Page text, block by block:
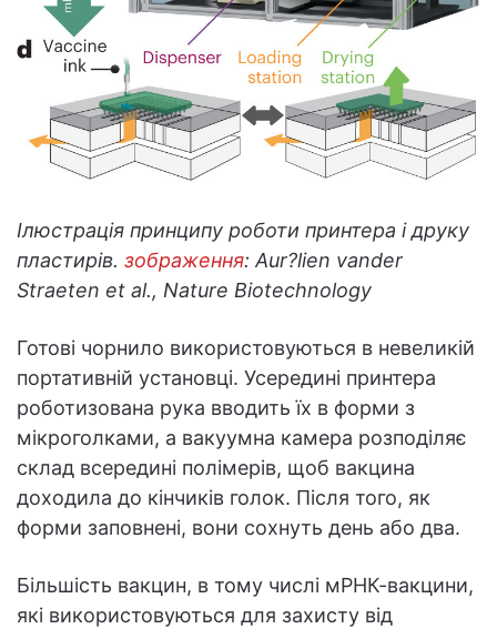
Ілюстрація принципу роботи принтера і друку
пластирів. зображення: Aur?lien vander
Straeten et al., Nature Biotechnology
Готові чорнило використовуються в невеликій
портативній установці. Усередині принтера
роботизована рука вводить їх в форми з
мікроголками, а вакуумна камера розподіляє
склад всередині полімерів, щоб вакцина
доходила до кінчиків голок. Після того, як
форми заповнені, вони сохнуть день або два.
Більшість вакцин, в тому числі мРНК-вакцини,
які використовуються для захисту від